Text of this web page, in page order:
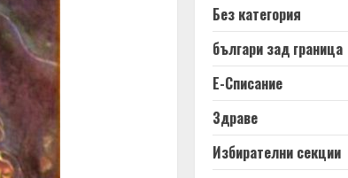
Без категория
българи зад граница
Е-Списание
Здраве
Избирателни секции